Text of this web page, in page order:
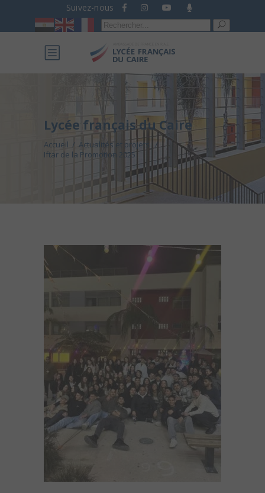
Suivez-nous
Recherche
pour :
Lycée français du Caire
Accueil / Actualités et projets
/
Iftar de la Promotion 2025